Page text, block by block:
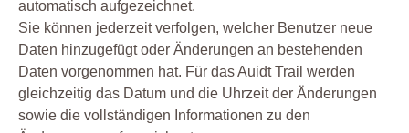
automatisch aufgezeichnet.
Sie können jederzeit verfolgen, welcher Benutzer neue
Daten hinzugefügt oder Änderungen an bestehenden
Daten vorgenommen hat. Für das Auidt Trail werden
gleichzeitig das Datum und die Uhrzeit der Änderungen
sowie die vollständigen Informationen zu den